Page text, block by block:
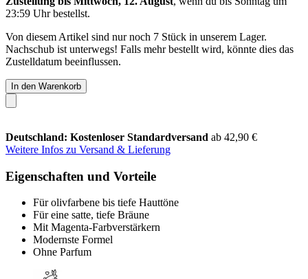
23:59 Uhrbestellst.
Von diesem Artikel sind nur noch 7 Stück in unserem Lager.
Nachschub ist unterwegs! Falls mehr bestellt wird, könnte dies das
Zustelldatum beeinflussen.
In den Warenkorb
Deutschland: Kostenloser Standardversand ab 42,90 €
Weitere Infos zu Versand & Lieferung
Eigenschaften und Vorteile
Für olivfarbene bis tiefe Hauttöne
Für eine satte, tiefe Bräune
Mit Magenta-Farbverstärkern
Modernste Formel
Ohne Parfum